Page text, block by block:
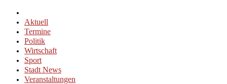
Aktuell
Termine
Politik
Wirtschaft
Sport
Stadt News
Veranstaltungen